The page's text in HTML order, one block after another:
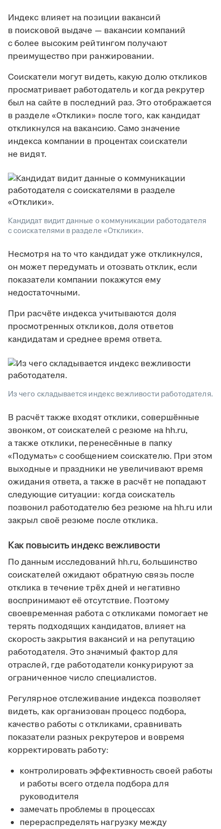
Индекс влияет на позиции вакансий
в поисковой выдаче — вакансии компаний
с более высоким рейтингом получают
преимущество при ранжировании.
Соискатели могут видеть, какую долю откликов
просматривает работодатель и когда рекрутер
был на сайте в последний раз. Это отображается
в разделе «Отклики» после того, как кандидат
откликнулся на вакансию. Само значение
индекса компании в процентах соискатели
не видят.
Кандидат видит данные о коммуникации работодателя
с соискателями в разделе «Отклики».
Несмотря на то что кандидат уже откликнулся,
он может передумать и отозвать отклик, если
показатели компании покажутся ему
недостаточными.
При расчёте индекса учитываются доля
просмотренных откликов, доля ответов
кандидатам и среднее время ответа.
Из чего складывается индекс вежливости работодателя.
В расчёт также входят отклики, совершённые
звонком, от соискателей с резюме на hh.ru,
а также отклики, перенесённые в папку
«Подумать» с сообщением соискателю. При этом
выходные и праздники не увеличивают время
ожидания ответа, а также в расчёт не попадают
следующие ситуации: когда соискатель
позвонил работодателю без резюме на hh.ru или
закрыл своё резюме после отклика.
Как повысить индекс вежливости
По данным исследований hh.ru, большинство
соискателей ожидают обратную связь после
отклика в течение трёх дней и негативно
воспринимают её отсутствие. Поэтому
своевременная работа с откликами помогает не
терять подходящих кандидатов, влияет на
скорость закрытия вакансий и на репутацию
работодателя. Это значимый фактор для
отраслей, где работодатели конкурируют за
ограниченное число специалистов.
Регулярное отслеживание индекса позволяет
видеть, как организован процесс подбора,
качество работы с откликами, сравнивать
показатели разных рекрутеров и вовремя
корректировать работу:
контролировать эффективность своей работы
и работы всего отдела подбора для
руководителя
замечать проблемы в процессах
перераспределять нагрузку между